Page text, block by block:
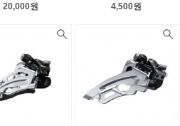
20,000원
4,500원